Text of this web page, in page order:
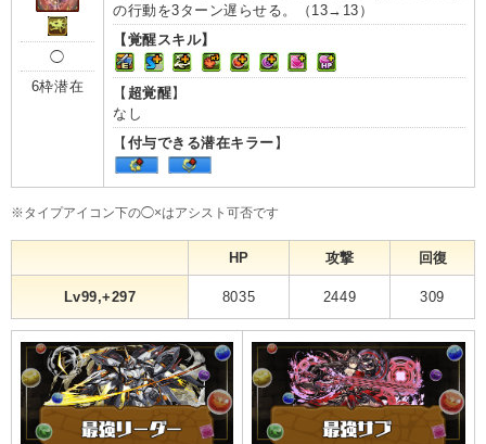
◯
6枠潜在
の行動を3ターン遅らせる。（13→13）
【覚醒スキル】
【 超覚醒】
なし
【 付与できる潜在キラー 】
※タイプアイコン下の◯×はアシスト可否です
HP 攻撃 回復
Lv99,+297 8035 2449 309